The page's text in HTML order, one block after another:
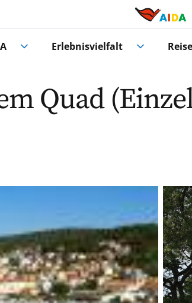
Erlebnisvielfalt
Quad